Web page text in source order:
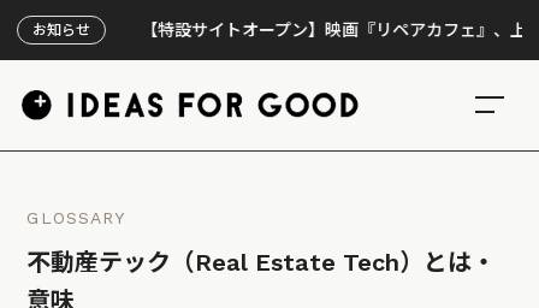
お知らせ【特設サイトオープン】映画『リペアカフェ』、上映300
GLOSSARY
不動産テック（Real Estate Tech）とは・
意味